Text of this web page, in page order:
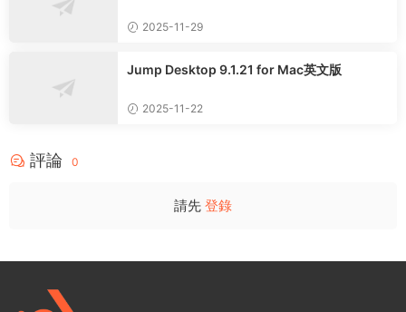
2025-11-29
Jump Desktop 9.1.21 for Mac英文版
2025-11-22
評論 0
請先 登錄